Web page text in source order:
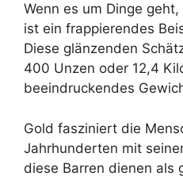
Wenn es um Dinge
ist ein frappierendes
Diese glänzenden
400 Unzen oder 12,4
beeindruckendes
Gold fasziniert die
Jahrhunderten mit
diese Barren dienen als